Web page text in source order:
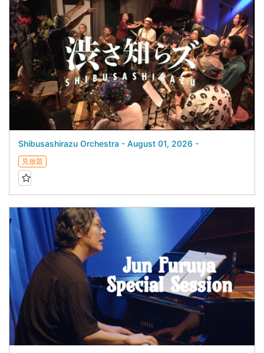
Shibusashirazu Orchestra - August 01, 2026 -
見放題